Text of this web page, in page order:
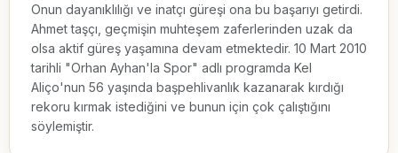
Onun dayanıklılığı ve inatçı güreşi ona bu başarıyı getirdi.
Ahmet taşçı, geçmişin muhteşem zaferlerinden uzak da
olsa aktif güreş yaşamına devam etmektedir. 10 Mart 2010
tarihli "Orhan Ayhan'la Spor" adlı programda Kel
Aliço'nun 56 yaşında başpehlivanlık kazanarak kırdığı
rekoru kırmak istediğini ve bunun için çok çalıştığını
söylemiştir.